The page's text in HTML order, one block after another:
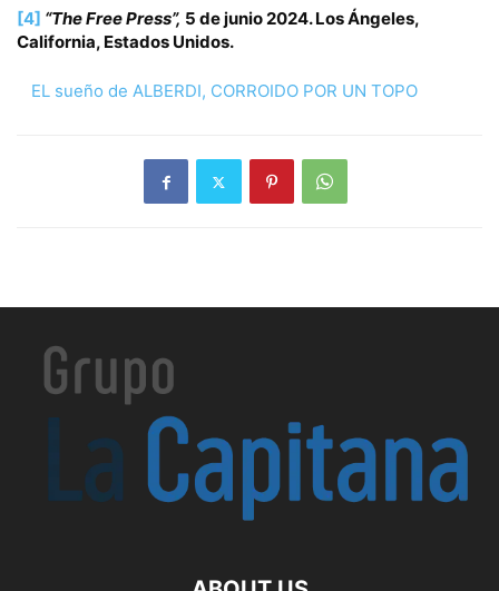
[4] “The Free Press”, 5 de junio 2024. Los Ángeles,
California, Estados Unidos.
EL sueño de ALBERDI, CORROIDO POR UN TOPO